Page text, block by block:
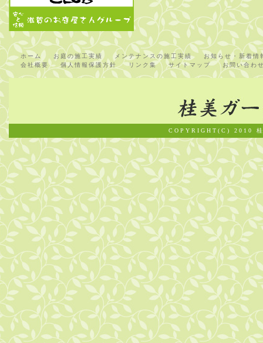
ホーム お庭の施工実績 メンテナンスの施工実績
お知らせ・新着情
会社概要
個人情報保護方針 リンク集 サイトマップ お問い合わ
COPYRIGHT(C) 2010